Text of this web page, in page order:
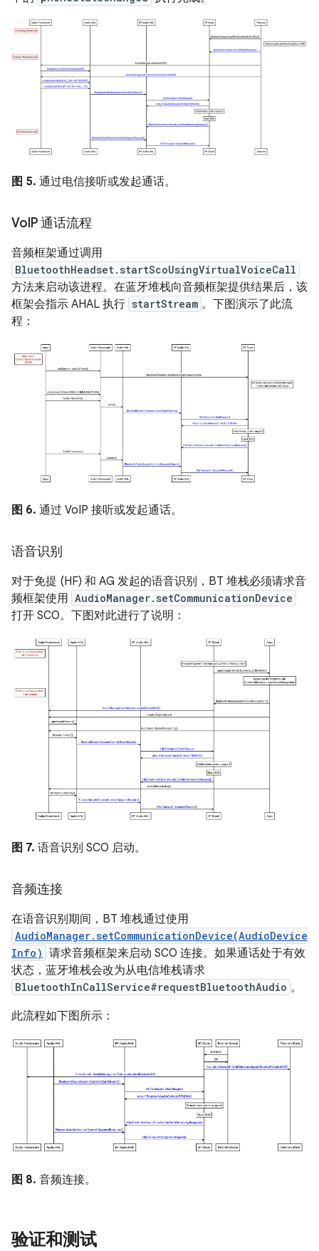
图 5. 通过电信接听或发起通话。
Vo IP 通话流程
音频框架通过调用
BluetoothHeadset.startScoUsingVirtualVoiceCall
方法来启动该进程。在蓝牙堆栈向音频框架提供结果后，该
框架会指示 AHAL 执行 startStream 。下图演示了此流
程：
图 6. 通过 VoIP 接听或发起通话。
语音识别
对于免提 (HF) 和 AG 发起的语音识别，BT 堆栈必须请求音
频框架使用 AudioManager.setCommunicationDevice
打开 SCO。下图对此进行了说明：
图 7. 语音识别 SCO 启动。
音频连接
在语音识别期间，BT 堆栈通过使用
AudioManager.setCommunicationDevice(AudioDevice
Info) 请求音频框架来启动 SCO 连接。如果通话处于有效
状态，蓝牙堆栈会改为从电信堆栈请求
BluetoothInCallService#requestBluetoothAudio 。
此流程如下图所示：
图 8. 音频连接。
验证和测试